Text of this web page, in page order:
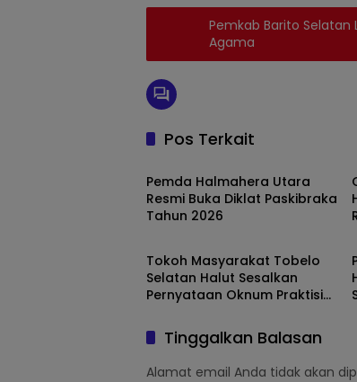
Pemkab Barito Selatan
Agama
Pos Terkait
Maluku Utara
Pemda Halmahera Utara
Resmi Buka Diklat Paskibraka
Tahun 2026
Maluku Utara
Tokoh Masyarakat Tobelo
Selatan Halut Sesalkan
Pernyataan Oknum Praktisi
Sebut Jangan-Jangan
Pengkritik Sendiri “dungu”
Tinggalkan Balasan
Alamat email Anda tidak akan